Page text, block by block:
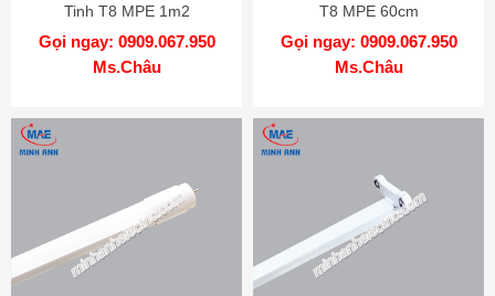
Tinh T8 MPE 1m2
Gọi ngay: 0909.067.950
Ms.Châu
T8 MPE 60cm
Gọi ngay: 0909.067.950
Ms.Châu